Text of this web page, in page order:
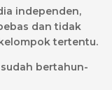
independen,
dan tidak
tertentu.
bertahun-